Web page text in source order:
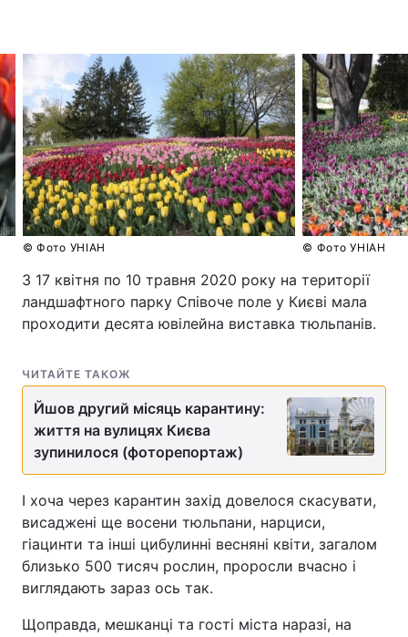
© Фото УНІАН © Фото УНІАН
З 17 квітня по 10 травня 2020 року на території
ландшафтного парку Співоче поле у Києві мала
проходити десята ювілейна виставка тюльпанів.
ЧИТАЙТЕ ТАКОЖ
Йшов другий місяць карантину:
життя на вулицях Києва
зупинилося (фоторепортаж)
І хоча через карантин захід довелося скасувати,
висаджені ще восени тюльпани, нарциси,
гіацинти та інші цибулинні весняні квіти, загалом
близько 500 тисяч рослин, проросли вчасно і
виглядають зараз ось так.
Щоправда, мешканці та гості міста наразі, на